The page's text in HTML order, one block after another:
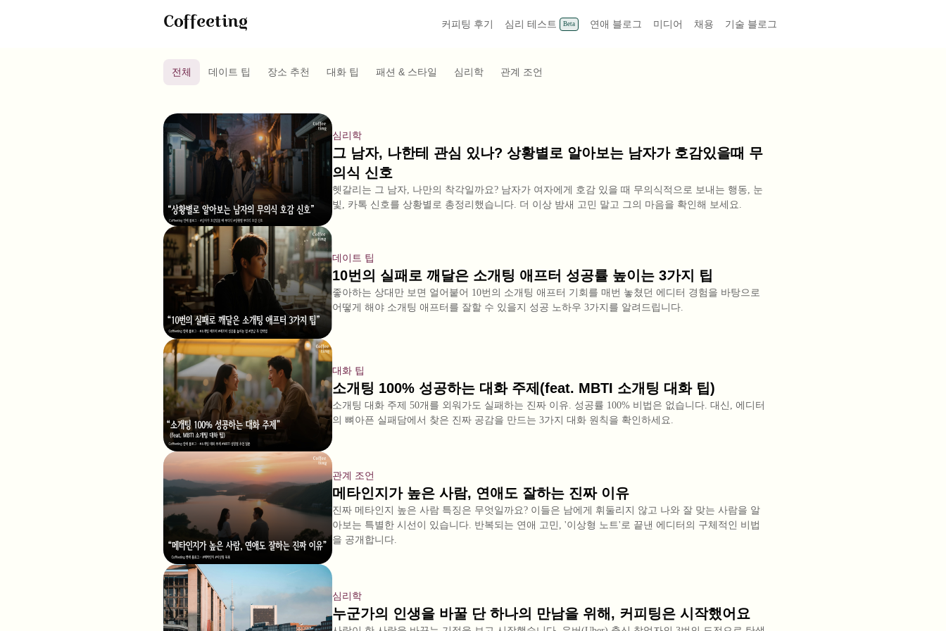
커피팅 후기 심리 테스트 Beta 연애 블로그 미디어 채용 기술 블로그
전체 데이트 팁 장소 추천 대화 팁 패션 & 스타일 심리학 관계 조언
심리학
그 남자, 나한테 관심 있나? 상황별로 알아보는 남자가 호감있을때 무
의식 신호
헷갈리는 그 남자, 나만의 착각일까요? 남자가 여자에게 호감 있을 때 무의식적으로 보내는 행동, 눈
빛, 카톡 신호를 상황별로 총정리했습니다. 더 이상 밤새 고민 말고 그의 마음을 확인해 보세요.
데이트 팁
10번의 실패로 깨달은 소개팅 애프터 성공률 높이는 3가지 팁
좋아하는 상대만 보면 얼어붙어 10번의 소개팅 애프터 기회를 매번 놓쳤던 에디터 경험을 바탕으로
어떻게 해야 소개팅 애프터를 잘할 수 있을지 성공 노하우 3가지를 알려드립니다.
대화 팁
소개팅 100% 성공하는 대화 주제(feat. MBTI 소개팅 대화 팁)
소개팅 대화 주제 50개를 외워가도 실패하는 진짜 이유. 성공률 100% 비법은 없습니다. 대신, 에디터
의 뼈아픈 실패담에서 찾은 진짜 공감을 만드는 3가지 대화 원칙을 확인하세요.
관계 조언
메타인지가 높은 사람, 연애도 잘하는 진짜 이유
진짜 메타인지 높은 사람 특징은 무엇일까요? 이들은 남에게 휘둘리지 않고 나와 잘 맞는 사람을 알
아보는 특별한 시선이 있습니다. 반복되는 연애 고민, '이상형 노트'로 끝낸 에디터의 구체적인 비법
을 공개합니다.
심리학
누군가의 인생을 바꿀 단 하나의 만남을 위해, 커피팅은 시작했어요